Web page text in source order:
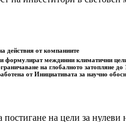
действия от компаниите
формулират междинни климатични
на глобалното затопляне
от Инициативата за научно
на цели за